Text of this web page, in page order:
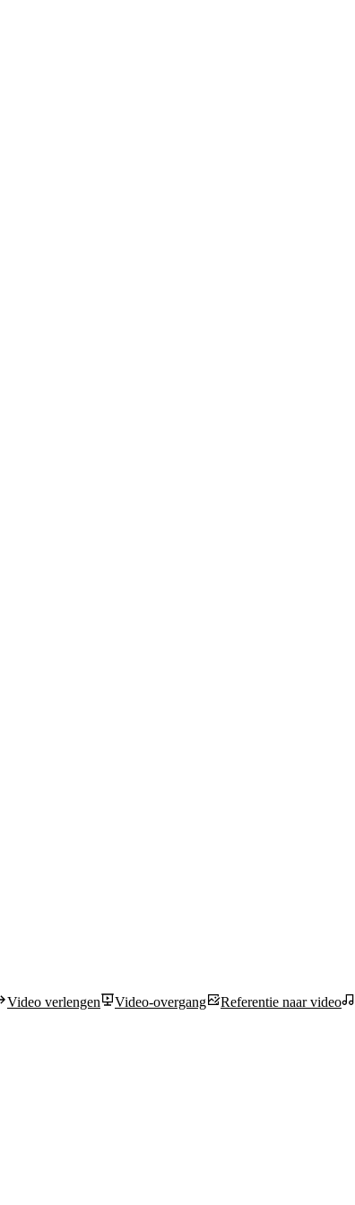
Video verlengen Video-overgang Referentie naar video